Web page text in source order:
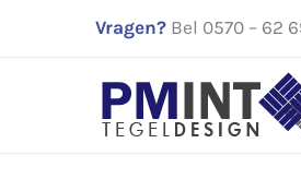
Vragen? Bel 0570 – 62